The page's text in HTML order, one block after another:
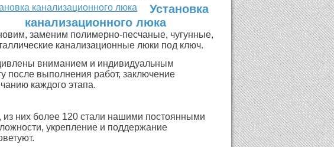
Установка
канализационного люка
заменим полимерно-песчаные, чугунные,
канализационные люки под ключ.
вниманием и индивидуальным
после выполнения работ, заключение
каждого этапа.
них более 120 стали нашими постоянными
укрепление и поддержание